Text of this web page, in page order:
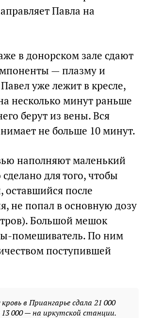
Павла на
в донорском зале сдают
— плазму и
уже лежит в кресле,
несколько минут раньше
берут из вены. Вся
не больше 10 минут.
наполняют маленький
для того, чтобы
оставшийся после
не попал в основную дозу
Большой мешок
помешиватель. По ним
поступившей
в Приангарье сдала 21 000
13 000 — на иркутской станции.